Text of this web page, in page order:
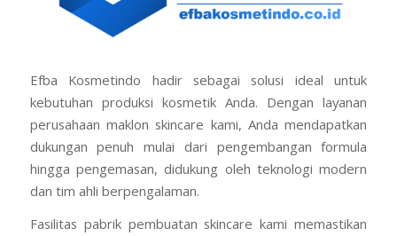
Efba Kosmetindo hadir sebagai solusi ideal untuk
kebutuhan produksi kosmetik Anda. Dengan layanan
perusahaan maklon skincare kami, Anda mendapatkan
dukungan penuh mulai dari pengembangan formula
hingga pengemasan, didukung oleh teknologi modern
dan tim ahli berpengalaman.
Fasilitas pabrik pembuatan skincare kami memastikan